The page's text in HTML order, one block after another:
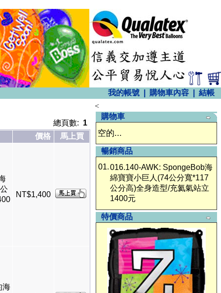
我的帳號 購物車內容 結帳
總頁數: 1
價格
馬上買
NT$1,400
海
<
購物車
空的...
暢銷商品
01.016.140-AWK: SpongeBob海
綿寶寶小巨人(74公分寬*117
公分高)全身造型/充氦氣站立
1400元
特價商品